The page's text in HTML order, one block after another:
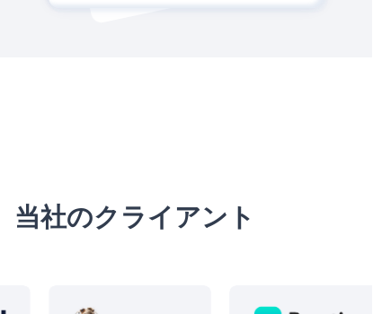
当社のクライアント